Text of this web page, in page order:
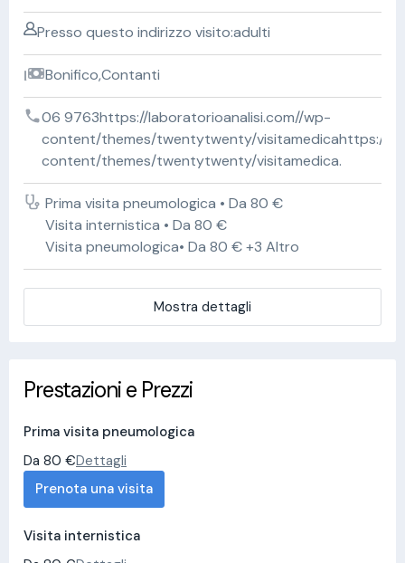
Presso questo indirizzo visito:adulti
Bonifico,Contanti
06 9763https://laboratorioanalisi.com//wp-
content/themes/twentytwenty/visitamedicahttps://
content/themes/twentytwenty/visitamedica.
Prima visita pneumologica • Da 80 €
Visita internistica • Da 80 €
Visita pneumologica• Da 80 € +3 Altro
Mostra dettagli
Prestazioni e Prezzi
Prima visita pneumologica
Da 80 €Dettagli
Prenota una visita
Visita internistica